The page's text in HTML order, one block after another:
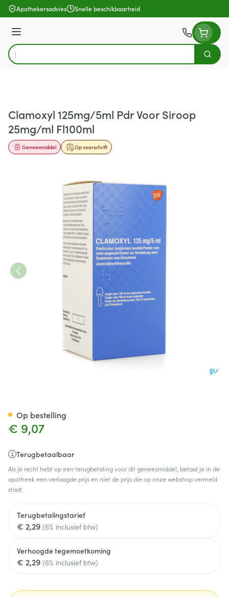
Ga naar de inhoud
Apothekersadvies Snelle beschikbaarheid
Menu
Product, merk, categorie...
Zoek
Clamoxyl 125mg/5ml Pdr Voor Siroop
25mg/ml Fl100ml
Op voorschrift
Geneesmiddel
€ 9,07
Terugbetaalbaar
Als je recht hebt op een terugbetaling voor dit geneesmiddel, betaal je in de
apotheek een verlaagde prijs en niet de prijs die op onze webshop vermeld
staat.
Terugbetalingstarief
€ 2,29 (6% inclusief btw)
Verhoogde tegemoetkoming
€ 2,29 (6% inclusief btw)
Op bestelling